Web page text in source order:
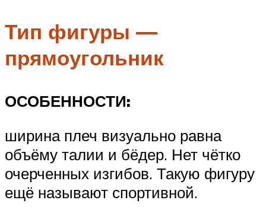
Тип фигуры —
прямоугольник
ОСОБЕННОСТИ:
ширина плеч визуально равна
объёму талии и бёдер. Нет чётко
очерченных изгибов. Такую фигуру
ещё называют спортивной.